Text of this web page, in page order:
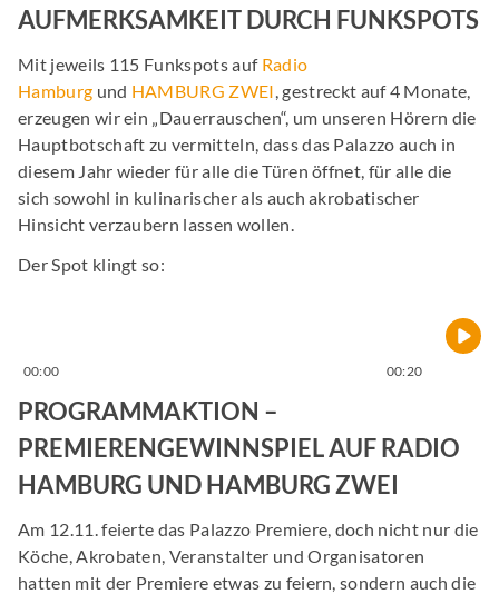
AUFMERKSAMKEIT DURCH FUNKSPOTS
Mit jeweils 115 Funkspots auf Radio
Hamburg und HAMBURG ZWEI, gestreckt auf 4 Monate,
erzeugen wir ein „Dauerrauschen“, um unseren Hörern die
Hauptbotschaft zu vermitteln, dass das Palazzo auch in
diesem Jahr wieder für alle die Türen öffnet, für alle die
sich sowohl in kulinarischer als auch akrobatischer
Hinsicht verzaubern lassen wollen.
Der Spot klingt so:
00:00 00:20
PROGRAMMAKTION –
PREMIERENGEWINNSPIEL AUF RADIO
HAMBURG UND HAMBURG ZWEI
Am 12.11. feierte das Palazzo Premiere, doch nicht nur die
Köche, Akrobaten, Veranstalter und Organisatoren
hatten mit der Premiere etwas zu feiern, sondern auch die